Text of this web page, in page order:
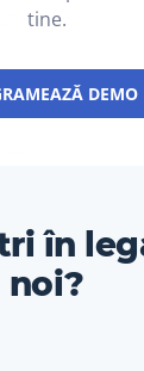
tine.
DEMO
în
noi?